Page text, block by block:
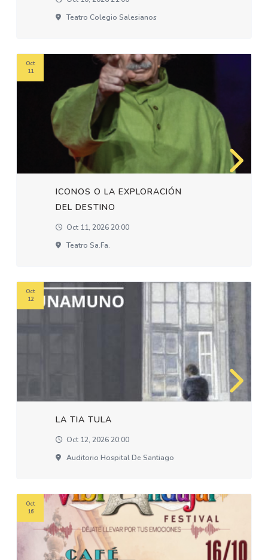
Teatro Colegio Salesianos
ICONOS O LA EXPLORACIÓN
DEL DESTINO
Oct 11, 2026 20:00
Teatro Sa.fa.
Oct
11
LA TIA TULA
Oct 12, 2026 20:00
Auditorio Hospital De Santiago
Oct
12
Oct
16